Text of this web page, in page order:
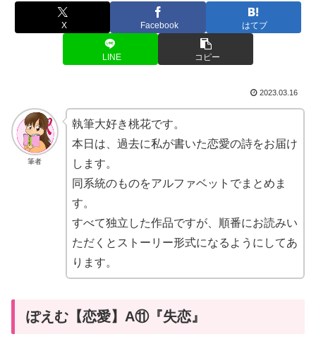
X Facebook はてブ
LINE コピー
2023.03.16
筆者
執筆大好き桃花です。
本日は、過去に私が書いた恋愛の詩をお届け
します。
同系統のものをアルファベットでまとめま
す。
すべて独立した作品ですが、順番にお読みい
ただくとストーリー形式になるようにしてあ
ります。
ぽえむ【恋愛】A⑪『失恋』